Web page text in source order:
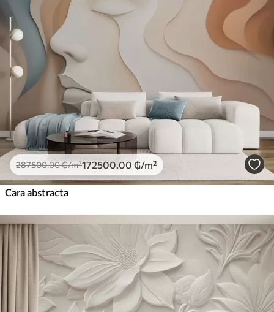
287500.00₲/m²172500 .00 ₲/m²
Cara abstracta